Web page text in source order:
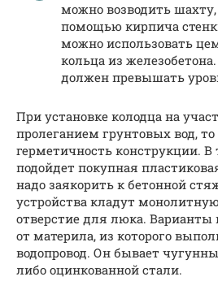
можно возводить
помощью кирпича
можно использовать
кольца из
должен превышать
При установке колодца на
пролеганием грунтовых вод,
герметичность конструкции. В
подойдет покупная
надо заякорить к бетонной
устройства кладут
отверстие для люка. Варианты
от материла, из которого
водопровод. Он бывает
либо оцинкованной стали.